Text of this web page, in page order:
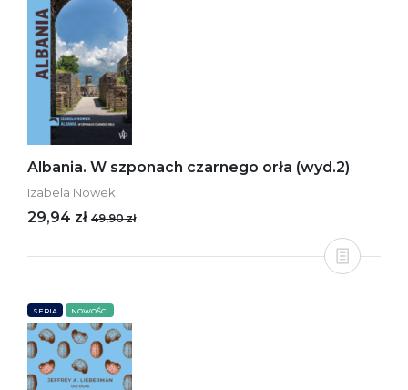
Albania. W szponach czarnego orła (wyd.2)
Izabela Nowek
29,94 zł 49,90 zł
SERIA NOWOŚCI